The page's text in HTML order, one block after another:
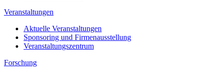
Veranstaltungen
Aktuelle Veranstaltungen
Sponsoring und Firmenausstellung
Veranstaltungszentrum
Forschung